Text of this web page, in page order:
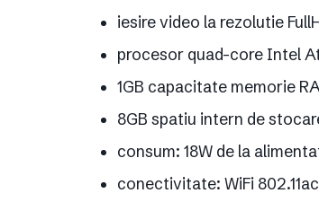
iesire video la rezolutie
procesor quad-core Intel
1GB capacitate memorie
8GB spatiu intern de
consum: 18W de la
conectivitate: WiFi